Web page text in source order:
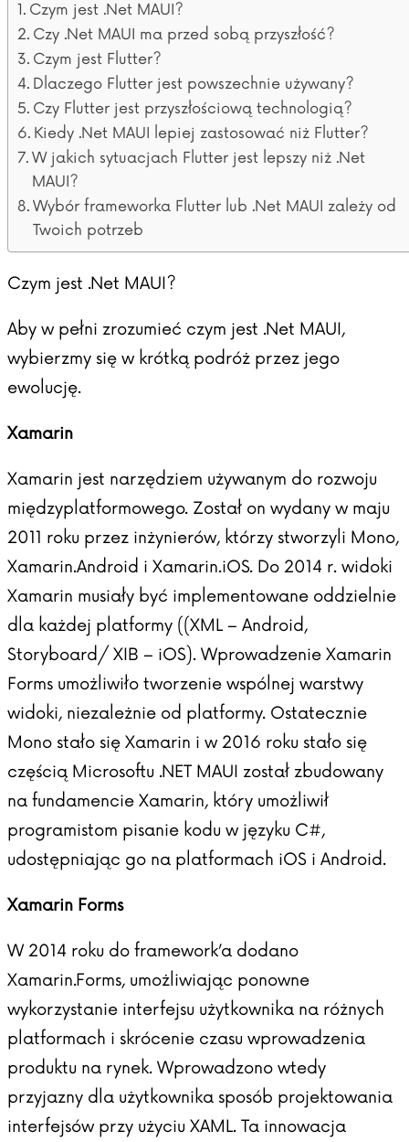
Czym jest .Net MAUI?
Czy .Net MAUI ma przed sobą przyszłość?
Czym jest Flutter?
Dlaczego Flutter jest powszechnie używany?
Czy Flutter jest przyszłościową technologią?
Kiedy .Net MAUI lepiej zastosować niż Flutter?
W jakich sytuacjach Flutter jest lepszy niż .Net
MAUI?
Wybór frameworka Flutter lub .Net MAUI zależy od
Twoich potrzeb
Czym jest .Net MAUI?
Aby w pełni zrozumieć czym jest .Net MAUI,
wybierzmy się w krótką podróż przez jego
ewolucję.
Xamarin
Xamarin jest narzędziem używanym do rozwoju
międzyplatformowego. Został on wydany w maju
2011 roku przez inżynierów, którzy stworzyli Mono,
Xamarin.Android i Xamarin.iOS. Do 2014 r. widoki
Xamarin musiały być implementowane oddzielnie
dla każdej platformy ((XML – Android,
Storyboard/ XIB – iOS). Wprowadzenie Xamarin
Forms umożliwiło tworzenie wspólnej warstwy
widoki, niezależnie od platformy. Ostatecznie
Mono stało się Xamarin i w 2016 roku stało się
częścią Microsoftu .NET MAUI został zbudowany
na fundamencie Xamarin, który umożliwił
programistom pisanie kodu w języku C#,
udostępniając go na platformach iOS i Android.
Xamarin Forms
W 2014 roku do framework’a dodano
Xamarin.Forms, umożliwiając ponowne
wykorzystanie interfejsu użytkownika na różnych
platformach i skrócenie czasu wprowadzenia
produktu na rynek. Wprowadzono wtedy
przyjazny dla użytkownika sposób projektowania
interfejsów przy użyciu XAML. Ta innowacja